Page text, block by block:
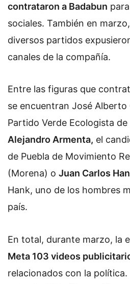
contrataron a Badabun
sociales. También en
diversos partidos
canales de la compañía.
Entre las figuras que
se encuentran José
Partido Verde Ecologista
Alejandro Armenta, el
de Puebla de Movimiento
(Morena) o Juan Carlos
Hank, uno de los hombres
país.
En total, durante marzo, la
Meta 103 videos
relacionados con la